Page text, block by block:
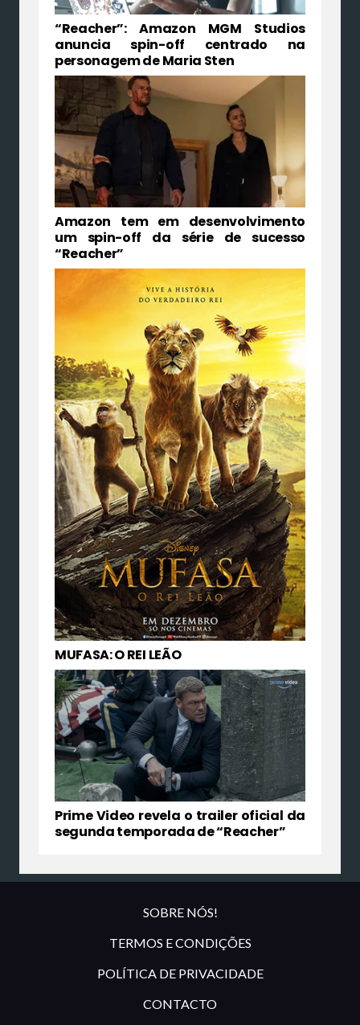
“Reacher”: Amazon MGM Studios
anuncia spin-off centrado na
personagem de Maria Sten
Amazon tem em desenvolvimento
um spin-off da série de sucesso
“Reacher”
MUFASA: O REI LEÃO
Prime Video revela o trailer oficial da
segunda temporada de “Reacher”
SOBRE NÓS!
TERMOS E CONDIÇÕES
POLÍTICA DE PRIVACIDADE
CONTACTO